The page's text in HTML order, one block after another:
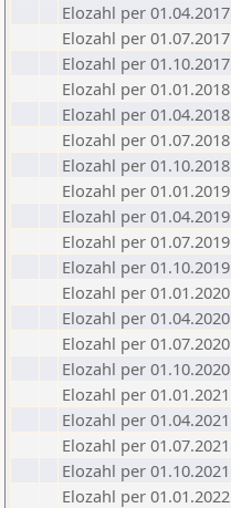
Elozahl per 01.04.2017
Elozahl per 01.07.2017
Elozahl per 01.10.2017
Elozahl per 01.01.2018
Elozahl per 01.04.2018
Elozahl per 01.07.2018
Elozahl per 01.10.2018
Elozahl per 01.01.2019
Elozahl per 01.04.2019
Elozahl per 01.07.2019
Elozahl per 01.10.2019
Elozahl per 01.01.2020
Elozahl per 01.04.2020
Elozahl per 01.07.2020
Elozahl per 01.10.2020
Elozahl per 01.01.2021
Elozahl per 01.04.2021
Elozahl per 01.07.2021
Elozahl per 01.10.2021
Elozahl per 01.01.2022